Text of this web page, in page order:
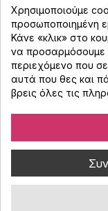
Copyright ©
Χρησιμοποιούμε
προσωποποιημένη
Κάνε «κλικ» στο
να προσαρμόσουμε
περιεχόμενο που
αυτά που θες και
βρεις όλες τις